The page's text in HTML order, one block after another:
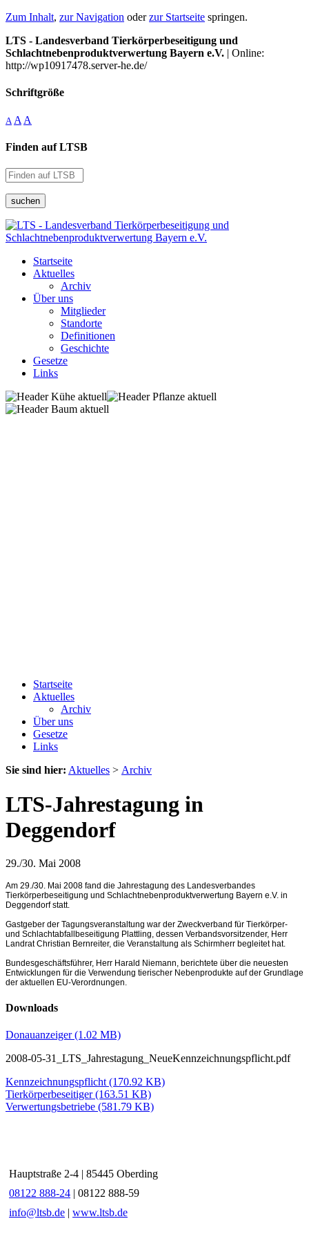
Zum Inhalt, zur Navigation oderzur Startseite springen.
LTS - Landesverband Tierkörperbeseitigung und
Schlachtnebenproduktverwertung Bayern e.V. | Online:
http://wp10917478.server-he.de/
Schriftgröße
A A A
Finden auf LTSB
suchen
Startseite
Aktuelles
Archiv
Über uns
Mitglieder
Standorte
Definitionen
Geschichte
Gesetze
Links
Startseite
Aktuelles
Archiv
Über uns
Gesetze
Links
Sie sind hier: Aktuelles > Archiv
LTS-Jahrestagung in
Deggendorf
29./30. Mai 2008
Am 29./30. Mai 2008 fand die Jahrestagung des Landesverbandes
Tierkörperbeseitigung und Schlachtnebenproduktverwertung Bayern e.V. in
Deggendorf statt.
Gastgeber der Tagungsveranstaltung war der Zweckverband für Tierkörper-
und Schlachtabfallbeseitigung Plattling, dessen Verbandsvorsitzender, Herr
Landrat Christian Bernreiter, die Veranstaltung als Schirmherr begleitet hat.
Bundesgeschäftsführer, Herr Harald Niemann, berichtete über die neuesten
Entwicklungen für die Verwendung tierischer Nebenprodukte auf der Grundlage
der aktuellen EU-Verordnungen.
Downloads
Donauanzeiger(1.02 MB)
2008-05-31_LTS_Jahrestagung_NeueKennzeichnungspflicht.pdf
Kennzeichnungspflicht(170.92 KB)
Tierkörperbeseitiger(163.51 KB)
Verwertungsbetriebe (581.79 KB)
Hauptstraße 2-4 | 85445 Oberding
08122 888-24 | 08122 888-59
info@ltsb.de | www.ltsb.de